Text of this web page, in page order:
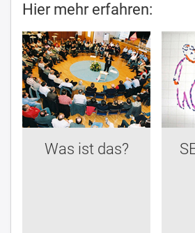
Hier mehr erfahren:
Was ist das?